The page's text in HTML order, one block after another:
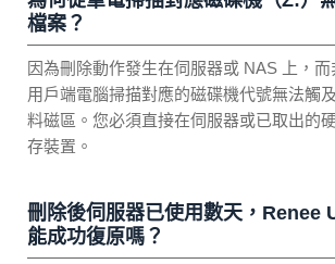
檔案？
因為刪除動作發生在伺服器或 NAS 上，
用戶端電腦掃描對應的磁碟機代號無法觸
料磁區。您必須直接在伺服器或已取出的
存裝置。
刪除後伺服器已使用數天，Renee
能成功復原嗎？